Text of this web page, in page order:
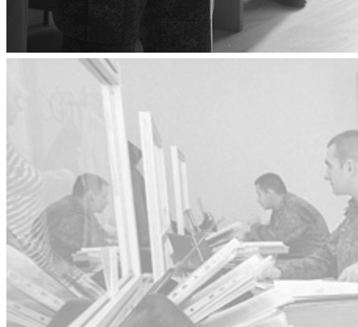
Что делать, если не берут на контракт на СВО